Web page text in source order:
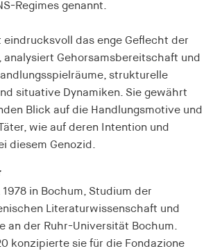
Regimes genannt.
eindrucksvoll das enge Geflecht der
analysiert Gehorsamsbereitschaft und
strukturelle
situative Dynamiken. Sie gewährt
Blick auf die Handlungsmotive und
wie auf deren Intention und
diesem Genozid.
1978 in Bochum, Studium der
Literaturwissenschaft und
an der Ruhr-Universität Bochum.
konzipierte sie für die Fondazione
edition.de